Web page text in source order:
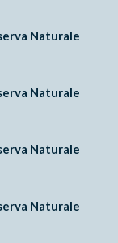
Naturale
Naturale
Naturale
Naturale